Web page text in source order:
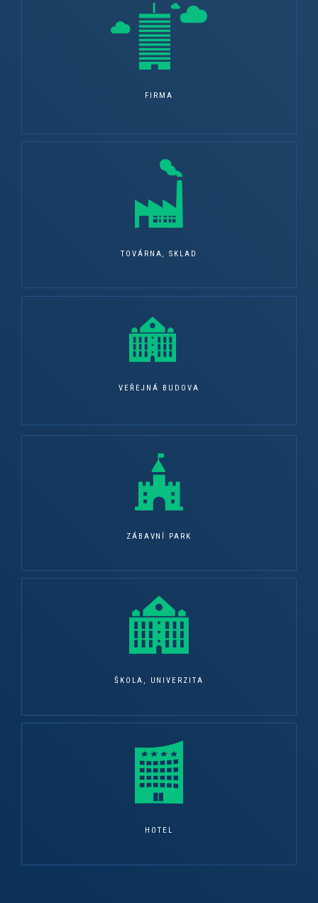
FIRMA
TOVÁRNA, SKLAD
VEŘEJNÁ BUDOVA
ZÁBAVNÍ PARK
ŠKOLA, UNIVERZITA
HOTEL